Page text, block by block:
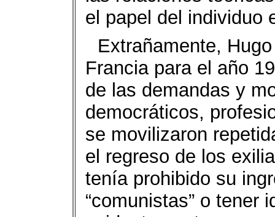
el papel del individuo
Extrañamente,
Francia para el año
de las demandas y
democráticos,
se movilizaron
el regreso de los
tenía prohibido su
“comunistas” o tener